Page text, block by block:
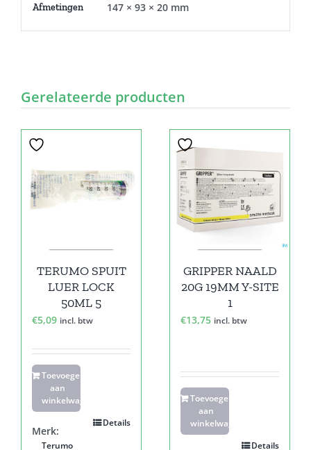
Afmetingen 147 × 93 × 20 mm
Gerelateerde producten
TERUMO SPUIT
LUER LOCK
50ML 5
€5,09 incl. btw
Toevoegen
aan
winkelwagen
Details
Merk:
Terumo
GRIPPER NAALD
20G 19MM Y-SITE
1
€13,75 incl. btw
Toevoegen
aan
winkelwagen
Details